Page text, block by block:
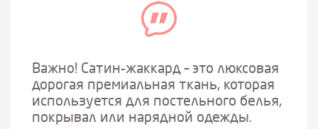
Важно! Сатин-жаккард – это люксовая
дорогая премиальная ткань, которая
используется для постельного белья,
покрывал или нарядной одежды.